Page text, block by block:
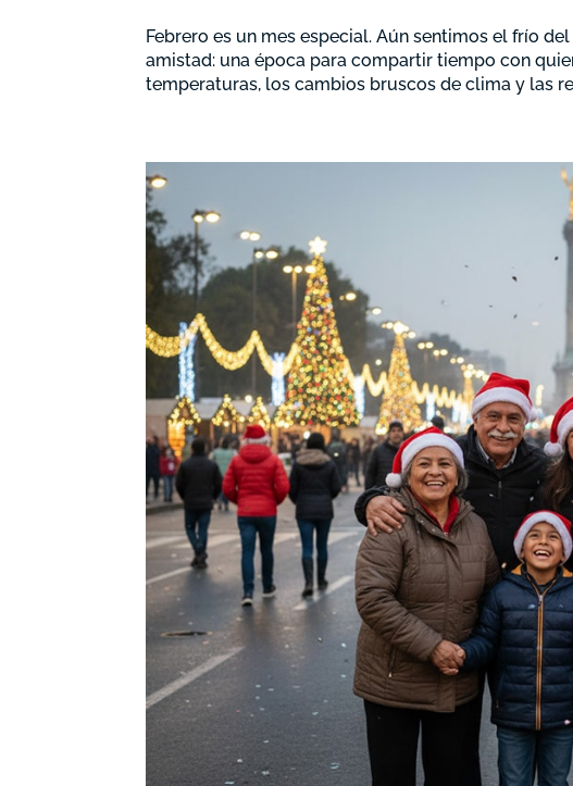
Febrero es un mes especial. Aún sentimos el frío
amistad: una época para compartir tiempo con
temperaturas, los cambios bruscos de clima y las